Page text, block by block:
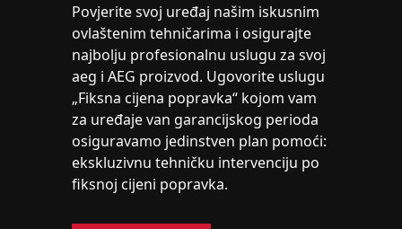
Povjerite svoj uređaj našim iskusnim
ovlaštenim tehničarima i osigurajte
najbolju profesionalnu uslugu za svoj
aeg i AEG proizvod. Ugovorite uslugu
„Fiksna cijena popravka“ kojom vam
za uređaje van garancijskog perioda
osiguravamo jedinstven plan pomoći:
ekskluzivnu tehničku intervenciju po
fiksnoj cijeni popravka.